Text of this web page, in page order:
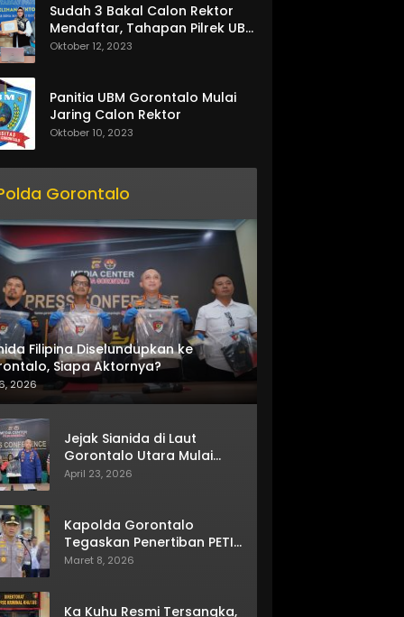
Sudah 3 Bakal Calon Rektor
Mendaftar, Tahapan Pilrek UBM
Gorontalo Makin Seru
Oktober 12, 2023
Panitia UBM Gorontalo Mulai
Jaring Calon Rektor
Oktober 10, 2023
Gorontalo
Filipina Diselundupkan ke
Siapa Aktornya?
2026
Jejak Sianida di Laut
Gorontalo Utara Mulai
Terkuak
April 23, 2026
Kapolda Gorontalo
Tegaskan Penertiban PETI
Terus Berjalan
Maret 8, 2026
Ka Kuhu Resmi Tersangka,